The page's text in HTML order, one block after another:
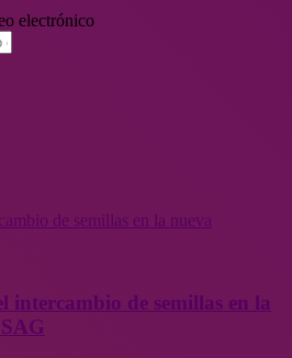
electrónico
de semillas en la nueva
intercambio de semillas en la